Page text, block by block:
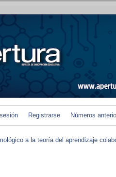
Registrarse Números
a la teoría del aprendizaje